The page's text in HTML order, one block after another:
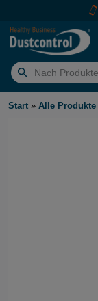
Suchen
nach:
Start » Alle Produkte